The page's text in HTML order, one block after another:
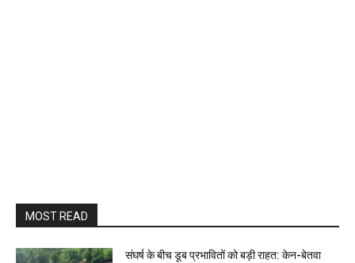
MOST READ
संघर्ष के बीच डूब प्रभावितों को बड़ी राहत: केन-बेतवा